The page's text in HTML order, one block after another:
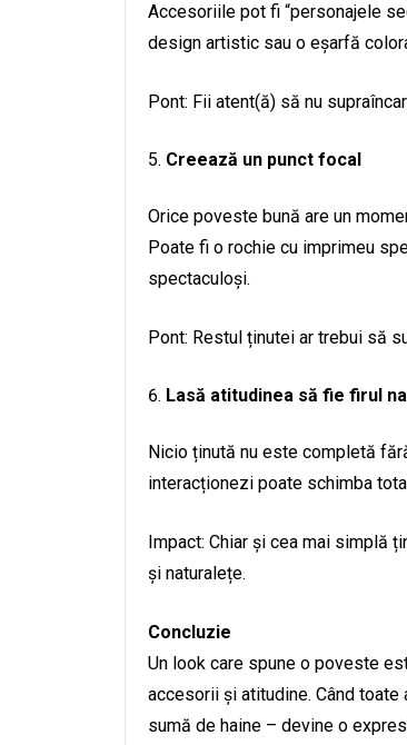
Accesoriile pot fi “personajele
design artistic sau o eșarfă
Pont: Fii atent(ă) să nu
Creează un punct focal
Orice poveste bună are un
Poate fi o rochie cu imprimeu
spectaculoși.
Pont: Restul ținutei ar trebui să
Lasă atitudinea să fie firul
Nicio ținută nu este completă
interacționezi poate schimba
Impact: Chiar și cea mai simplă
și naturalețe.
Concluzie
Un look care spune o poveste
accesorii și atitudine. Când
sumă de haine – devine o